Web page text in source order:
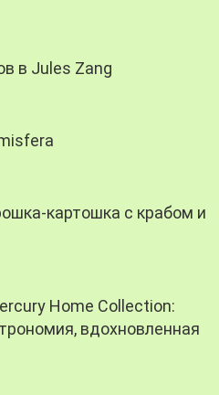
в Jules Zang
картошка с крабом и
Home Collection:
вдохновленная